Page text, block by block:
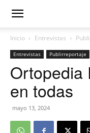
Inicio Entrevistas
Entrevistas Publirreportaje
Ortopedia
en todas
mayo 13, 2024